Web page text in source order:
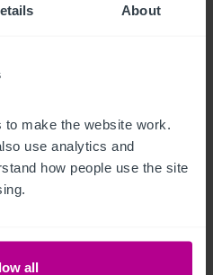
About
make the website work.
use analytics and
how people use the site
all
4256487